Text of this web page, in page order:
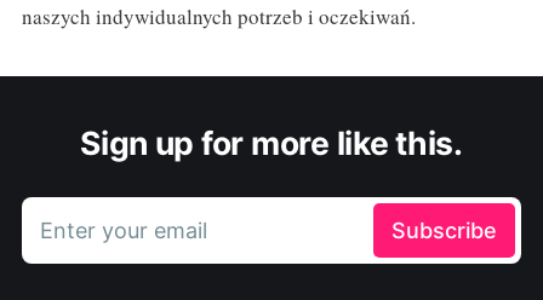
naszych indywidualnych potrzeb i oczekiwań.
Sign up for more like this.
Enter your email Subscribe